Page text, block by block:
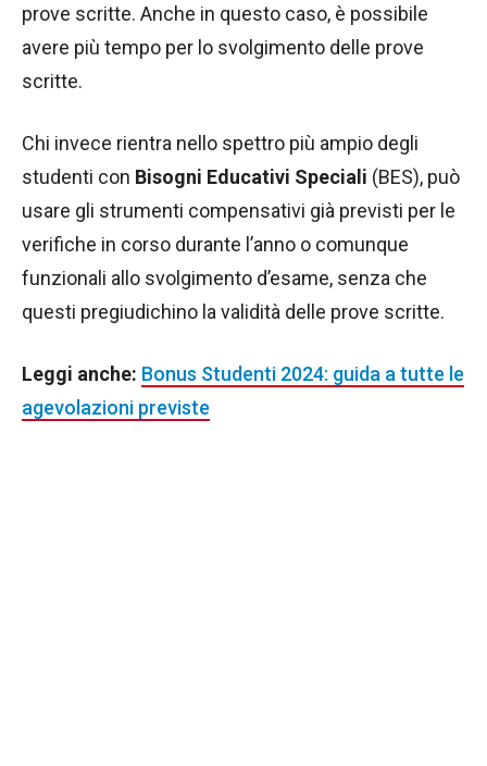
prove scritte. Anche in questo caso, è possibile
avere più tempo per lo svolgimento delle prove
scritte.
Chi invece rientra nello spettro più ampio degli
studenti con Bisogni Educativi Speciali (BES), può
usare gli strumenti compensativi già previsti per le
verifiche in corso durante l’anno o comunque
funzionali allo svolgimento d’esame, senza che
questi pregiudichino la validità delle prove scritte.
Leggi anche: Bonus Studenti 2024: guida a tutte le
agevolazioni previste